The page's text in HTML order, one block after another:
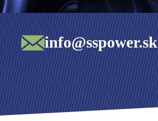
info@sspower.sk